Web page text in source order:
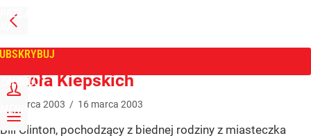
PRZEJDŹ
NA
GŁÓWNĄ
ZALOGUJ
MENU
Tygodnik Wprost
Szkoła Kiepskich
marca 2003 / 16 marca 2003
Bill Clinton, pochodzący z biednej rodziny z miasteczka